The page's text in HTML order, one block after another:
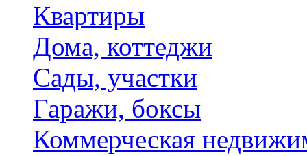
Квартиры
Дома, коттеджи
Сады, участки
Гаражи, боксы
Коммерческая